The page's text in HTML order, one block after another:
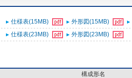
仕様表(15MB) 外形図(15MB)
仕様表(23MB) 外形図(23MB)
構成形名